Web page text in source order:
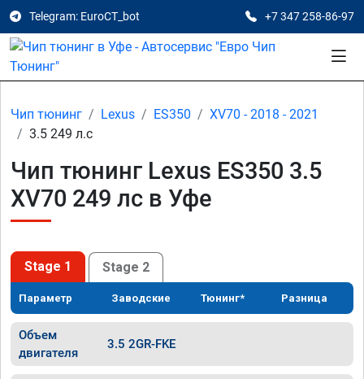
Telegram: EuroCT_bot +7 347 258-86-97
Чип тюнинг Lexus ES350
XV70 - 2018 - 2021
3.5 249 л.с
Чип тюнинг Lexus ES350 3.5
XV70 249 лс в Уфе
Stage 1 Stage 2
Параметр Заводские Тюнинг* Разница
Объем
двигателя
3.5 2GR-FKE